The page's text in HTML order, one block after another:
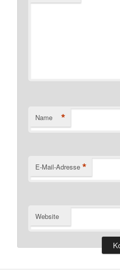
Name *
E-Mail-Adresse *
Website